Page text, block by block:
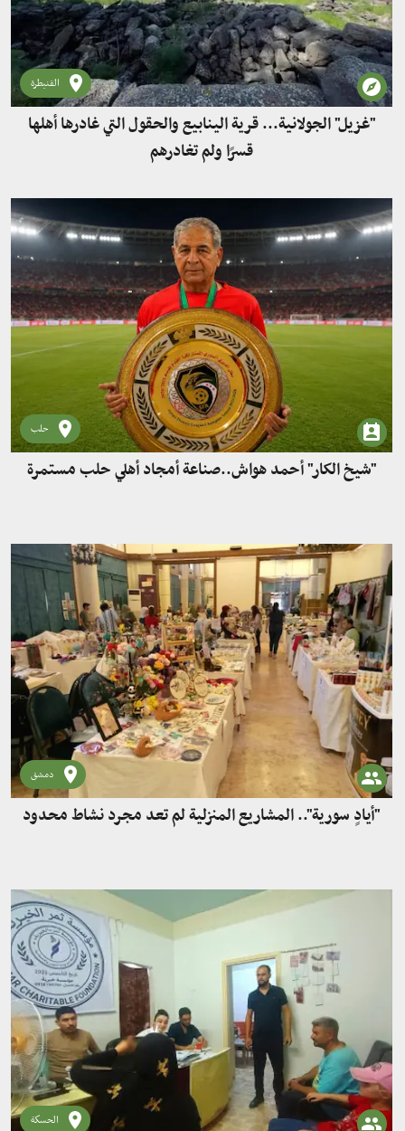
القنيطرة
"غزيل" الجولانية... قرية الينابيع والحقول التي غادرها أهلها
قسرًا ولم تغادرهم
حلب
"شيخ الكار" أحمد هواش..صناعة أمجاد أهلي حلب مستمرة
دمشق
"أيادٍ سورية".. المشاريع المنزلية لم تعد مجرد نشاط محدود
الحسكة